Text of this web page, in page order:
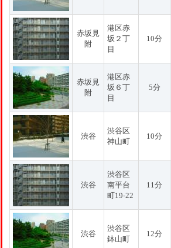
赤坂見
附
港区赤
坂２丁
目
10分
赤坂見
附
港区赤
坂６丁
目
5分
渋谷
渋谷区
神山町
10分
渋谷
渋谷区
南平台
町19-22
11分
渋谷
渋谷区
鉢山町
12分